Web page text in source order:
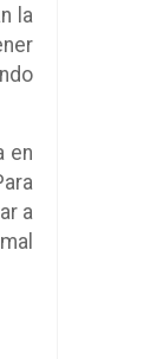
la
en
a